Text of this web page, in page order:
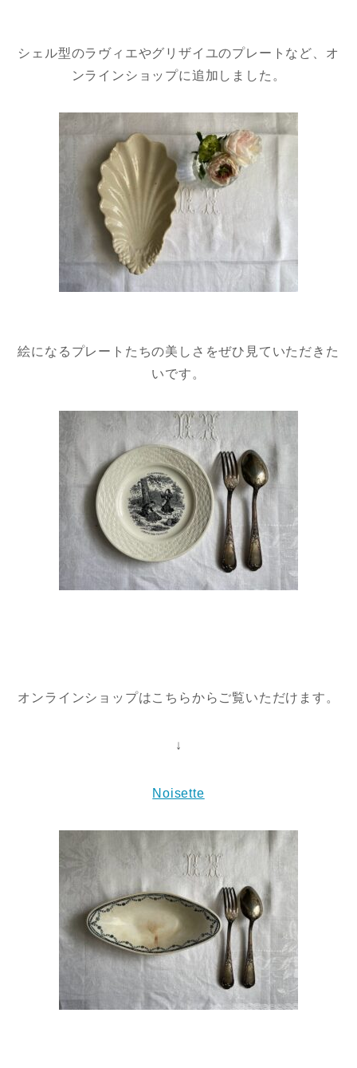
シェル型のラヴィエやグリザイユのプレートなど、オ
ンラインショップに追加しました。
絵になるプレートたちの美しさをぜひ見ていただきた
いです。
オンラインショップはこちらからご覧いただけます。
↓
Noisette